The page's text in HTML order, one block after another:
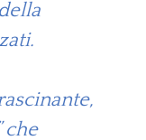
che